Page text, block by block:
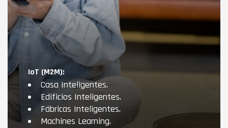
IoT (M2M):
Casa Inteligentes.
Edificios Inteligentes.
Fábricas Inteligentes.
Machines Learning.